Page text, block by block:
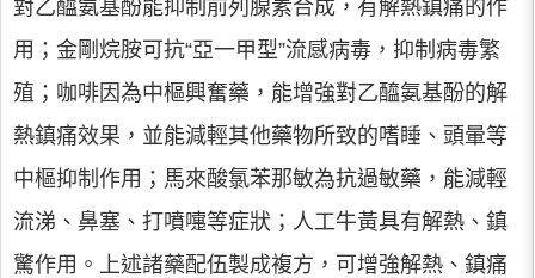
對乙醯氨基酚能抑制前列腺素合成，有解熱鎮痛的作
用；金剛烷胺可抗“亞一甲型”流感病毒，抑制病毒繁
殖；咖啡因為中樞興奮藥，能增強對乙醯氨基酚的解
熱鎮痛效果，並能減輕其他藥物所致的嗜睡、頭暈等
中樞抑制作用；馬來酸氯苯那敏為抗過敏藥，能減輕
流涕、鼻塞、打噴嚏等症狀；人工牛黃具有解熱、鎮
驚作用。上述諸藥配伍製成複方，可增強解熱、鎮痛